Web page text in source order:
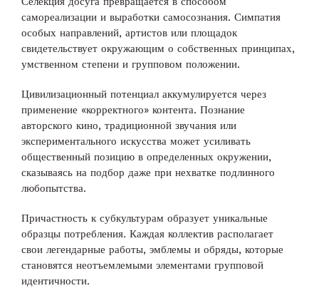
самореализации и выработки самосознания. Симпатия
особых направлений, артистов или площадок
свидетельствует окружающим о собственных принципах,
умственном степени и групповом положении.
Цивилизационный потенциал аккумулируется через
применение «корректного» контента. Познание
авторского кино, традиционной звучания или
экспериментального искусства может усиливать
общественный позицию в определенных окружении,
сказываясь на подбор даже при нехватке подлинного
любопытства.
Причастность к субкультурам образует уникальные
образцы потребления. Каждая коллектив располагает
свои легендарные работы, эмблемы и обряды, которые
становятся неотъемлемыми элементами групповой
идентичности.